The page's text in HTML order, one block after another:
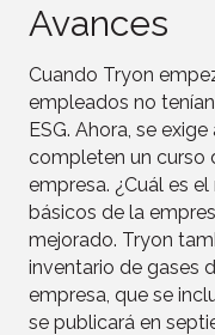
Avances
Cuando Tryon
empleados no
ESG. Ahora, se
completen un curso
empresa. ¿Cuál es
básicos de la
mejorado. Tryon
inventario de gases
empresa, que se
se publicará en